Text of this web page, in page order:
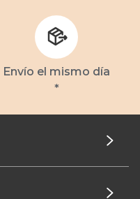
Envío el mismo día
*